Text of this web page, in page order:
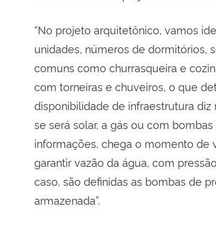
“No projeto arquitetônico, vamos
unidades, números de dormitórios,
comuns como churrasqueira e
com torneiras e chuveiros, o que
disponibilidade de infraestrutura
se será solar, a gás ou com
informações, chega o momento de
garantir vazão da água, com
caso, são definidas as bombas de
armazenada”.